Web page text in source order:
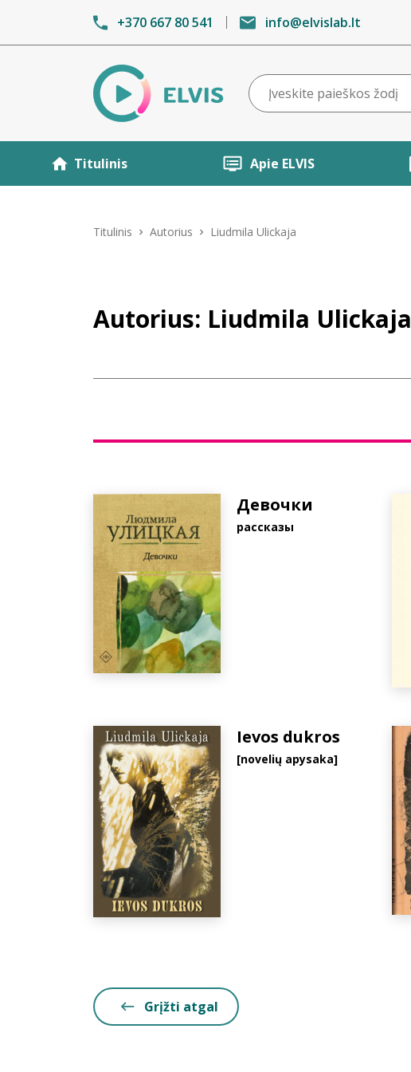
+370 667 80 541 info@elvislab.lt
Titulinis Apie ELVIS
Titulinis Autorius Liudmila Ulickaja
Autorius: Liudmila Ulickaja
Девочки
рассказы
Ievos dukros
[novelių apysaka]
Grįžti atgal